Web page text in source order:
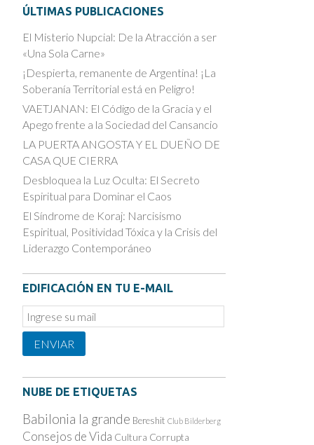
ÚLTIMAS PUBLICACIONES
El Misterio Nupcial: De la Atracción a ser
«Una Sola Carne»
¡Despierta, remanente de Argentina! ¡La
Soberanía Territorial está en Peligro!
VAETJANAN: El Código de la Gracia y el
Apego frente a la Sociedad del Cansancio
LA PUERTA ANGOSTA Y EL DUEÑO DE
CASA QUE CIERRA
Desbloquea la Luz Oculta: El Secreto
Espiritual para Dominar el Caos
El Síndrome de Koraj: Narcisismo
Espiritual, Positividad Tóxica y la Crisis del
Liderazgo Contemporáneo
EDIFICACIÓN EN TU E-MAIL
Email
Subscription
ENVIAR
NUBE DE ETIQUETAS
Babilonia la grande Bereshit Club Bilderberg
Consejos de Vida Cultura Corrupta